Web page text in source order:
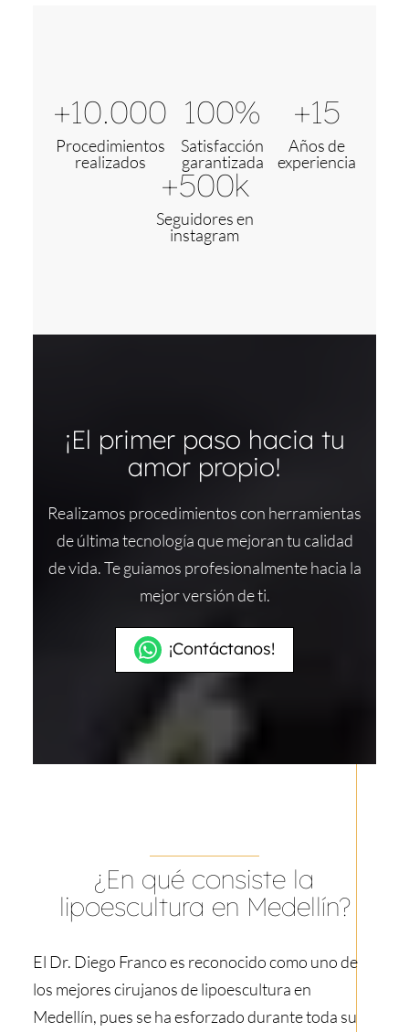
+10.000
Procedimientos
realizados
100%
Satisfacción
garantizada
+15
Años de
experiencia
+500k
Seguidores en
instagram
¡El primer paso hacia tu
amor propio!
Realizamos procedimientos con herramientas
de última tecnología que mejoran tu calidad
de vida. Te guiamos profesionalmente hacia la
mejor versión de ti.
¡Contáctanos!
¿En qué consiste la
lipoescultura en Medellín?
El Dr. Diego Franco es reconocido como uno de
los mejores cirujanos de lipoescultura en
Medellín, pues se ha esforzado durante toda su